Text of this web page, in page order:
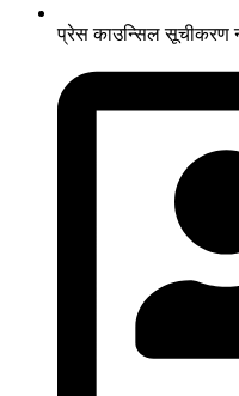
प्रेस काउन्सिल सूचीकरण